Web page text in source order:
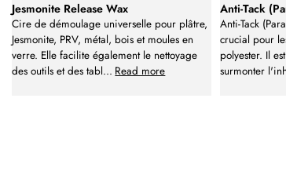
Jesmonite Release Wax
Cire de démoulage universelle pour plâtre,
Jesmonite, PRV, métal, bois et moules en
verre. Elle facilite également le nettoyage
des outils et des tabl... Read more
Anti-Tack
Anti-Tack
crucial pour
polyester. Il
surmonter